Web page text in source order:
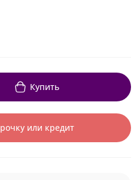
Купить
или кредит